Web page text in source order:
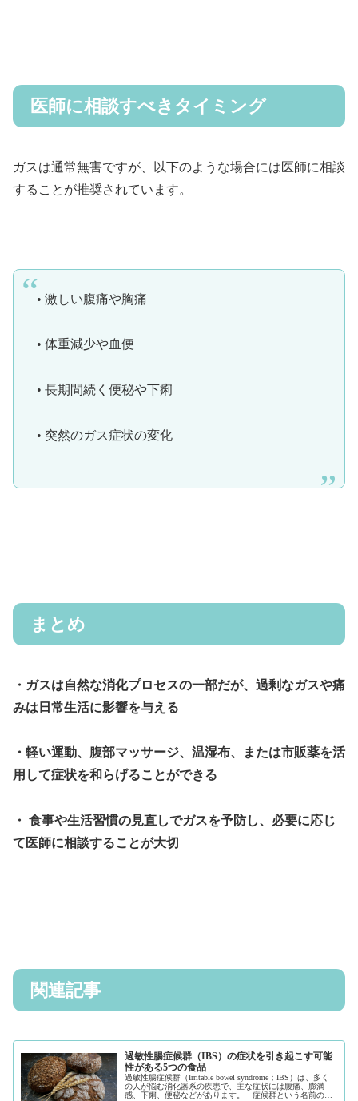
医師に相談すべきタイミング
ガスは通常無害ですが、以下のような場合には医師に相談
することが推奨されています。
• 激しい腹痛や胸痛
• 体重減少や血便
• 長期間続く便秘や下痢
• 突然のガス症状の変化
まとめ
・ガスは自然な消化プロセスの一部だが、過剰なガスや痛
みは日常生活に影響を与える
・軽い運動、腹部マッサージ、温湿布、または市販薬を活
用して症状を和らげることができる
・ 食事や生活習慣の見直しでガスを予防し、必要に応じ
て医師に相談することが大切
関連記事
過敏性腸症候群（IBS）の症状を引き起こす可能
性がある5つの食品
過敏性腸症候群（Irritable bowel syndrome；IBS）は、多く
の人が悩む消化器系の疾患で、主な症状には腹痛、膨満
感、下痢、便秘などがあります。 症候群という名前の通